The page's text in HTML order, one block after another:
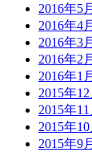
2016年5月
2016年4月
2016年3月
2016年2月
2016年1月
2015年12
2015年11
2015年10
2015年9月